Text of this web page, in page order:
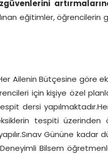
eğitimler, öğrencilerin
Ailenin Bütçesine göre
için kişiye özel
dersi
tespiti üzerinden
Gününe kadar
Deneyimli Bilsem